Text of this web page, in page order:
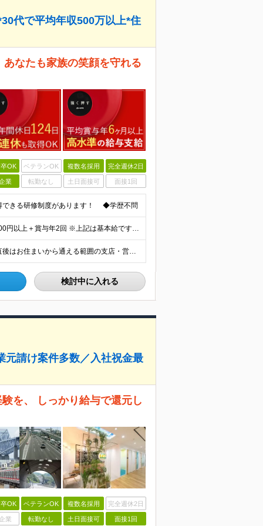
代で平均年収500万以上*住
なたも家族の笑顔を守れる
OK ベテランOK 複数名採用 完全週休2日
業 転勤なし 土日面接可 面接1回
きる研修制度があります！ ◆学歴不問
＜平均年収700万円以上（2019年実績）＞ 月給21万1000円以上＋賞与年2回 ※上記は基本給です。別途、各種手当を支給いたします ※経験・能力を考慮の上、当社規程により優遇いたします ※試用
全国の支店・営業所のいずれか（詳細は下記） ※入社直後はお住まいから通える範囲の支店・営業所に配属 （入社直後の転勤はありません） ※U・Iターン歓迎（社宅・独身寮完備） ＜北海道・東北エリア＞
検討中に入れる
請け案件多数／入社祝金最
を、 しっかり給与で還元し
OK ベテランOK 複数名採用 完全週休2日
業 転勤なし 土日面接可 面接1回